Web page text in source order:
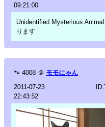
09:21:00
Unidentified Mysterious
ります
🐾 4008 ＠ モモにゃん
2011-07-23
22:43:52